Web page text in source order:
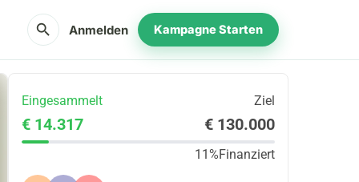
search Anmelden Kampagne Starten
Eingesammelt Ziel
€ 14.317 € 130.000
11%Finanziert